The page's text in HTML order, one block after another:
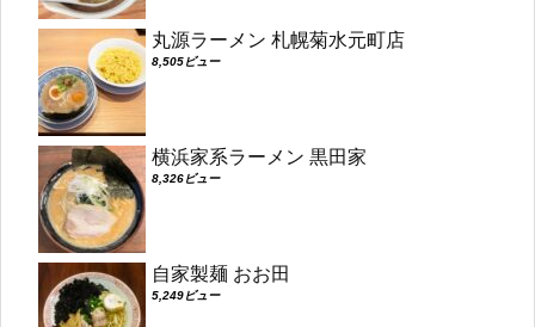
丸源ラーメン 札幌菊水元町店
8,505ビュー
横浜家系ラーメン 黒田家
8,326ビュー
自家製麺 おお田
5,249ビュー